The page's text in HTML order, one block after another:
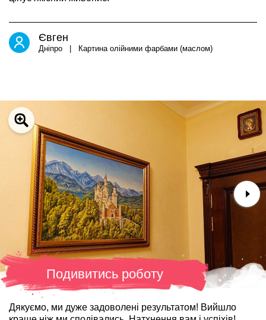
Євген
Дніпро | Картина олійними фарбами (маслом)
Подивитись роботу
Дякуємо, ми дуже задоволені результатом! Вийшло